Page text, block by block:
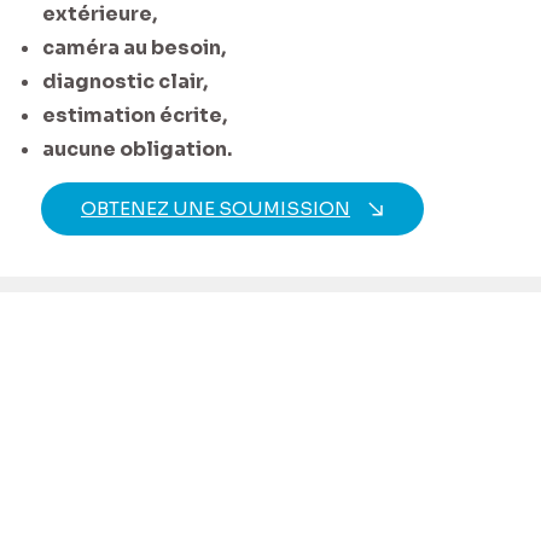
extérieure,
caméra au besoin,
diagnostic clair,
estimation écrite,
aucune obligation.
OBTENEZ UNE SOUMISSION